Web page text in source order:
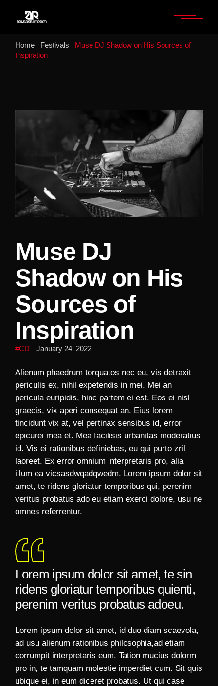
Home Festivals
Muse DJ Shadow on His Sources of
Inspiration
Muse DJ
Shadow on His
Sources of
Inspiration
CD January 24, 2022
Alienum phaedrum torquatos nec eu, vis detraxit
periculis ex, nihil expetendis in mei. Mei an
pericula euripidis, hinc partem ei est. Eos ei nisl
graecis, vix aperi consequat an. Eius lorem
tincidunt vix at, vel pertinax sensibus id, error
epicurei mea et. Mea facilisis urbanitas moderatius
id. Vis ei rationibus definiebas, eu qui purto zril
laoreet. Ex error omnium interpretaris pro, alia
illum ea vicsasdwqadqwedm. Lorem ipsum dolor sit
amet, te ridens gloriatur temporibus qui, perenim
veritus probatus ado eu etiam exerci dolore, usu ne
omnes referrentur.
Lorem ipsum dolor sit amet, te sin
ridens gloriatur temporibus quienti,
perenim veritus probatus adoeu.
Lorem ipsum dolor sit amet, id duo diam scaevola,
ad usu alienum rationibus philosophia,ad etiam
corrumpit interpretaris eum. Tation mucius dolorm
pro in, te tamquam molestie imperdiet cum. Sit quis
ubique ei, in eum diceret probatus. Ut qui case